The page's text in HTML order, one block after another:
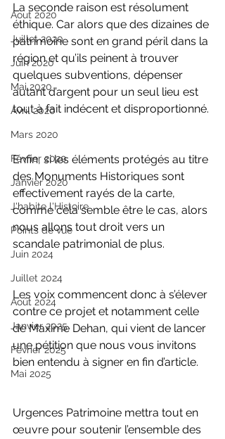
Aout 2020
Juillet 2020
Juin 2020
Mai 2020
Avril 2020
Mars 2020
Février 2020
Janvier 2020
J'habite l'Histoire
Points de vue
Juin 2024
Juillet 2024
Août 2024
Janvier 2025
Février 2025
Mai 2025
La seconde raison est résolument
éthique. Car alors que des dizaines de
patrimoine sont en grand péril dans la
région et qu’ils peinent à trouver
quelques subventions, dépenser
autant d’argent pour un seul lieu est
tout à fait indécent et disproportionné.
Enfin, si les éléments protégés au titre
des Monuments Historiques sont
effectivement rayés de la carte,
comme cela semble être le cas, alors
nous allons tout droit vers un
scandale patrimonial de plus.
Les voix commencent donc à s’élever
contre ce projet et notamment celle
de Maxime Dehan, qui vient de lancer
une pétition que nous vous invitons
bien entendu à signer en fin d’article.
Urgences Patrimoine mettra tout en
œuvre pour soutenir l’ensemble des